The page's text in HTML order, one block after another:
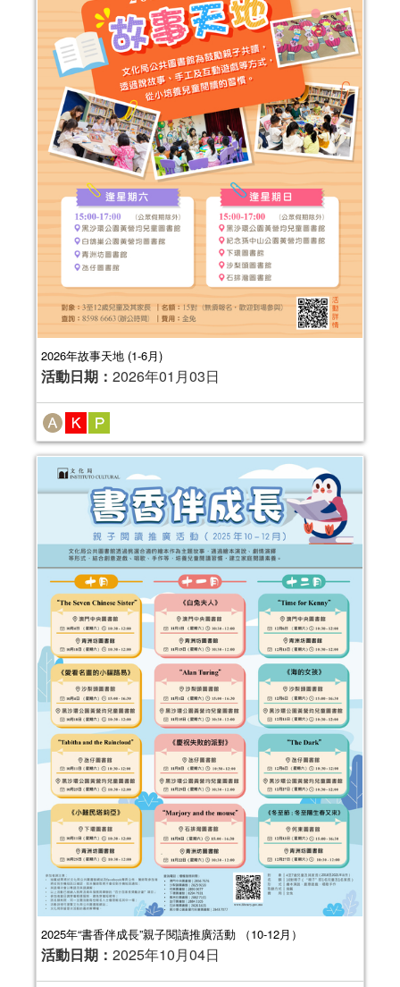
2026年故事天地 (1-6月)
活動日期： 2026年01月03日
2025年“書香伴成長”親子閱讀推廣活動 （10-12月）
活動日期： 2025年10月04日